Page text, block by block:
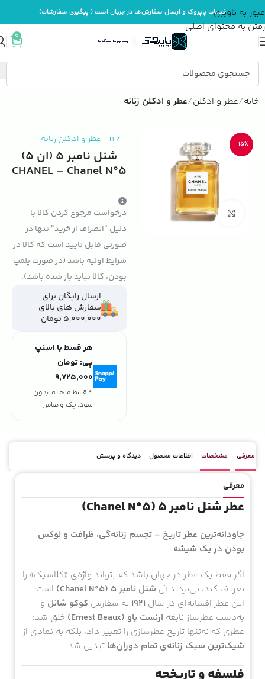
عبور به ناوبری
رفتن به محتوای اصلی
خدمات پاپروک و ارسال سفارش‌ها در جریان است ( پیگیری سفارشات)
0
خانه عطر و ادکلن عطر و ادکلن زنانه
-15%
بزرگنمایی تصویر
/
n
- عطر و ادکلن زنانه
شنل نامبر 5 (ان 5)
CHANEL – Chanel N°5
درخواست مرجوع کردن کالا با
دلیل "انصراف از خرید" تنها در
صورتی قابل تایید است که کالا در
شرایط اولیه باشد (در صورت پلمپ
بودن، کالا نباید باز شده باشد).
ارسال رایگان برای
سفارش های بالای
5,000,000 تومان
هر قسط با اسنپ
پی:تومان
۹٬۷۲۵٬۰۰۰
4 قسط ماهانه. بدون
سود، چک و ضامن.
معرفی مشخصات اطلاعات محصول دیدگاه و پرسش
معرفی
عطر شنل نامبر ۵ (Chanel N°5)
جاودانه‌ترین عطر تاریخ – تجسم زنانه‌گی، ظرافت و لوکس
بودن در یک شیشه
اگر فقط یک عطر در جهان باشد که بتواند واژه‌ی «کلاسیک» را
تعریف کند، بی‌تردید آن شنل نامبر ۵ (Chanel N°5)
است.
این عطر افسانه‌ای در سال ۱۹۲۱ به سفارش کوکو شانل و
به‌دست عطرساز نابغه ارنست باو (Ernest Beaux)
خلق شد؛
عطری که نه‌تنها تاریخ عطرسازی را تغییر داد، بلکه به نمادی از
شیک‌ترین سبک زنانه‌ی تمام دوران‌ها تبدیل شد.
فلسفه و تاریخچه